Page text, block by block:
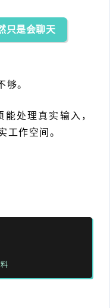
只是会聊天
。
处理真实输入，
工作空间。